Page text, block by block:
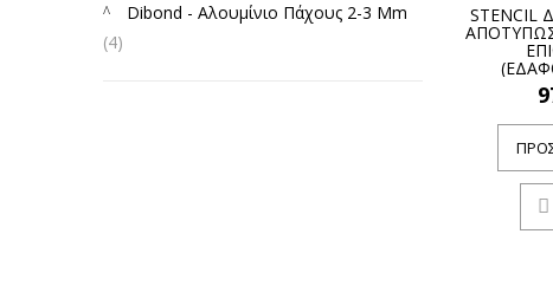
Dibond - Αλουμίνιο Πάχους 2-3 Mm
(4)
STENCIL